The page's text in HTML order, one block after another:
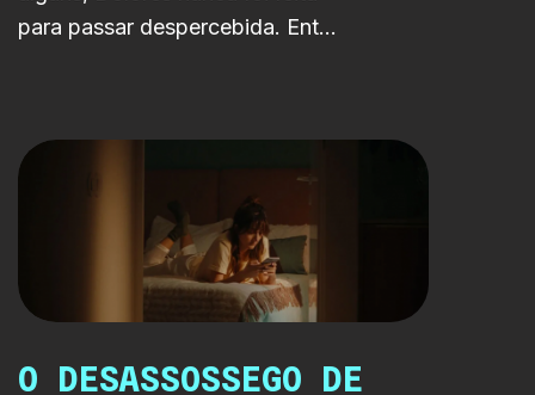
para passar despercebida. Entre
história de uma estrela
O DESASSOSSEGO DE